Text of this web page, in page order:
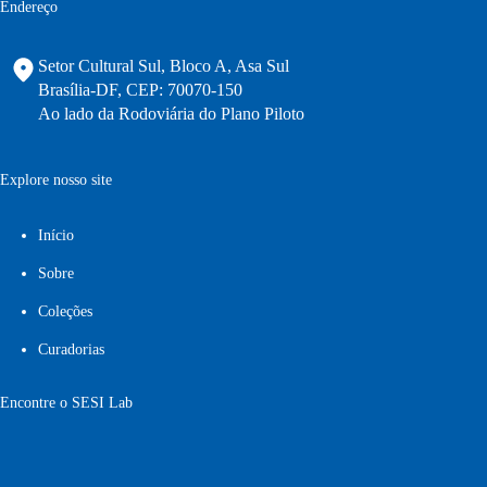
Endereço
Setor Cultural Sul, Bloco A, Asa Sul
Brasília-DF, CEP: 70070-150
Ao lado da Rodoviária do Plano Piloto
Explore nosso site
Início
Sobre
Coleções
Curadorias
Encontre o SESI Lab